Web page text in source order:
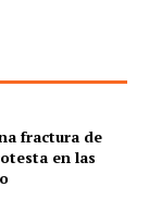
fractura de
en las